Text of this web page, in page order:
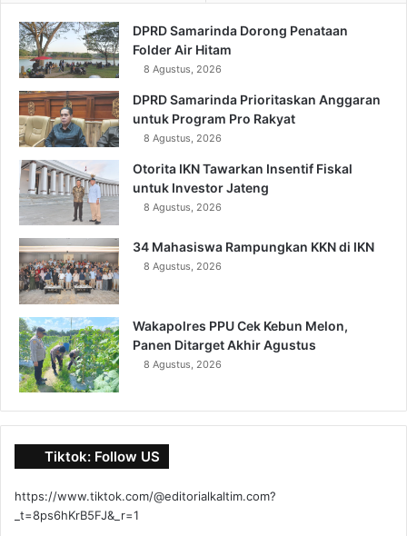
DPRD Samarinda Dorong Penataan
Folder Air Hitam
8 Agustus, 2026
DPRD Samarinda Prioritaskan Anggaran
untuk Program Pro Rakyat
8 Agustus, 2026
Otorita IKN Tawarkan Insentif Fiskal
untuk Investor Jateng
8 Agustus, 2026
34 Mahasiswa Rampungkan KKN di IKN
8 Agustus, 2026
Wakapolres PPU Cek Kebun Melon,
Panen Ditarget Akhir Agustus
8 Agustus, 2026
Tiktok: Follow US
https://www.tiktok.com/@editorialkaltim.com?
_t=8ps6hKrB5FJ&_r=1